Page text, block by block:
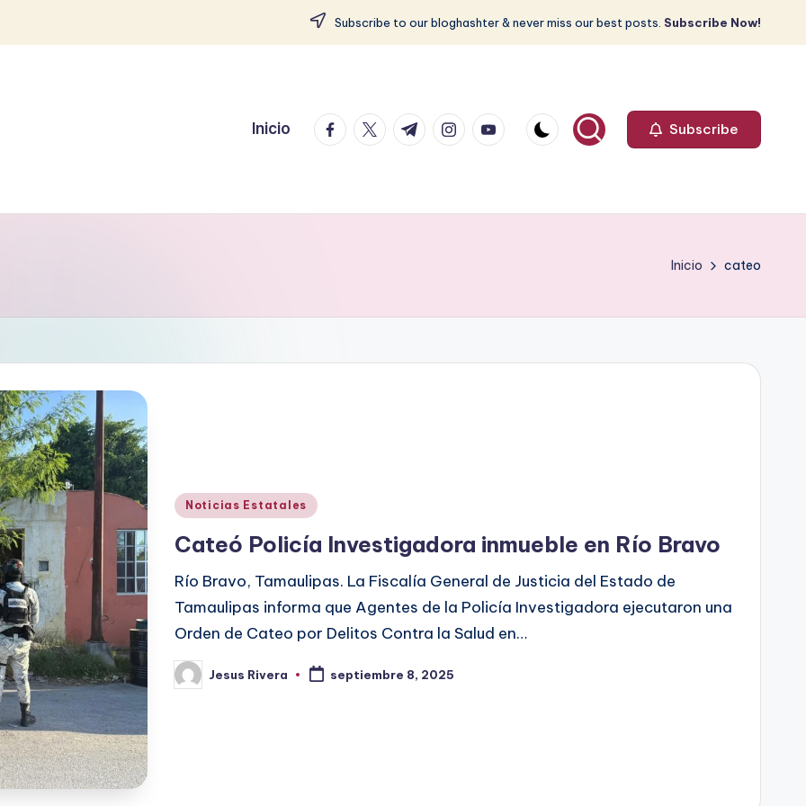
Subscribe to our bloghashter & never miss our best posts. Subscribe Now!
Inicio facebook.com
twitter.com
t.me instagram.com
youtube.com Subscribe
Inicio cateo
Publicado
Noticias Estatales
Cateó Policía Investigadora inmueble en Río Bravo
Río Bravo, Tamaulipas. La Fiscalía General de Justicia del Estado de
Tamaulipas informa que Agentes de la Policía Investigadora ejecutaron una
Orden de Cateo por Delitos Contra la Salud en…
Publicado
por
Jesus Rivera septiembre 8, 2025